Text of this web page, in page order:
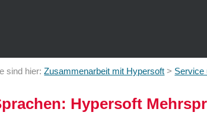
sind hier: Zusammenarbeit mit Hypersoft > Service
Hypersoft